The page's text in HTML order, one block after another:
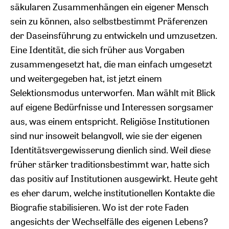
säkularen Zusammenhängen ein eigener Mensch
sein zu können, also selbstbestimmt Präferenzen
der Daseinsführung zu entwickeln und umzusetzen.
Eine Identität, die sich früher aus Vorgaben
zusammengesetzt hat, die man einfach umgesetzt
und weitergegeben hat, ist jetzt einem
Selektionsmodus unterworfen. Man wählt mit Blick
auf eigene Bedürfnisse und Interessen sorgsamer
aus, was einem entspricht. Religiöse Institutionen
sind nur insoweit belangvoll, wie sie der eigenen
Identitätsvergewisserung dienlich sind. Weil diese
früher stärker traditionsbestimmt war, hatte sich
das positiv auf Institutionen ausgewirkt. Heute geht
es eher darum, welche institutionellen Kontakte die
Biografie stabilisieren. Wo ist der rote Faden
angesichts der Wechselfälle des eigenen Lebens?